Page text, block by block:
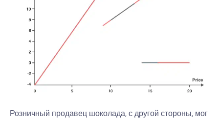
Розничный продавец шоколада, с другой стороны, мог